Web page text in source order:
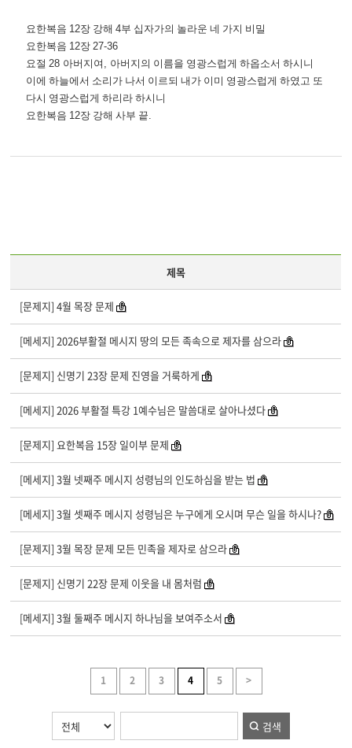
요한복음 12장 강해4부 십자가의 놀라운 네 가지 비밀
요한복음 12장27-36
요절28 아버지여 , 아버지의 이름을 영광스럽게 하옵소서 하시니
이에 하늘에서 소리가 나서 이르되 내가 이미 영광스럽게 하였고 또
다시 영광스럽게 하리라 하시니
요한복음 12장 강해 사부 끝.
제목
[문제지] 4월 목장 문제
[메세지] 2026부활절 메시지 땅의 모든 족속으로 제자를 삼으라
[문제지] 신명기 23장 문제 진영을 거룩하게
[메세지] 2026 부활절 특강 1예수님은 말씀대로 살아나셨다
[문제지] 요한복음 15장 일이부 문제
[메세지] 3월 넷째주 메시지 성령님의 인도하심을 받는 법
[메세지] 3월 셋째주 메시지 성령님은 누구에게 오시며 무슨 일을 하시나?
[문제지] 3월 목장 문제 모든 민족을 제자로 삼으라
[문제지] 신명기 22장 문제 이웃을 내 몸처럼
[메세지] 3월 둘째주 메시지 하나님을 보여주소서
1 2 3 4 5 >
검색